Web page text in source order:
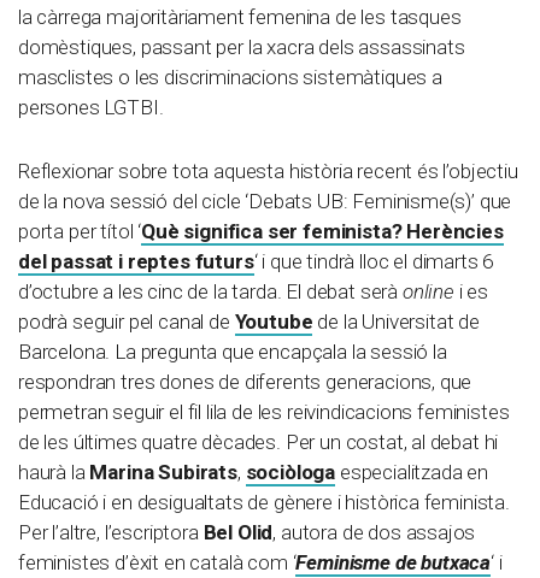
la càrrega majoritàriament femenina de les tasques
domèstiques, passant per la xacra dels assassinats
masclistes o les discriminacions sistemàtiques a
persones LGTBI.
Reflexionar sobre tota aquesta història recent és l’objectiu
de la nova sessió del cicle ‘Debats UB: Feminisme(s)’ que
porta per títol ‘Què significa ser feminista? Herències
del passat i reptes futurs‘ i que tindrà lloc el dimarts 6
d’octubre a les cinc de la tarda. El debat serà online i es
podrà seguir pel canal de Youtube de la Universitat de
Barcelona. La pregunta que encapçala la sessió la
respondran tres dones de diferents generacions, que
permetran seguir el fil lila de les reivindicacions feministes
de les últimes quatre dècades. Per un costat, al debat hi
haurà la Marina Subirats, sociòloga especialitzada en
Educació i en desigualtats de gènere i històrica feminista.
Per l’altre, l’escriptora Bel Olid, autora de dos assajos
feministes d’èxit en català com ‘Feminisme de butxaca‘ i